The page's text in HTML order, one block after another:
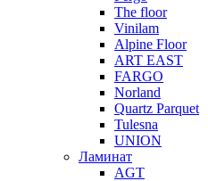
The floor
Vinilam
Alpine Floor
ART EAST
FARGO
Norland
Quartz Parquet
Tulesna
UNION
Ламинат
AGT